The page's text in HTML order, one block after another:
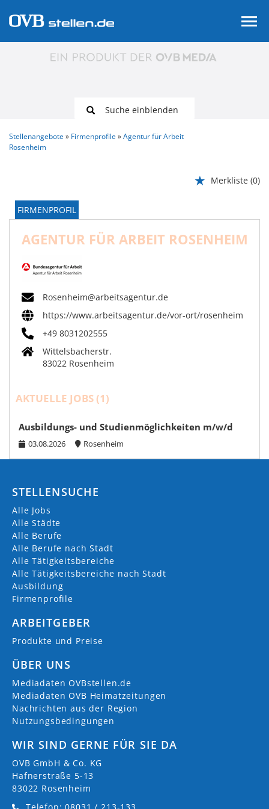
Suche einblenden
Stellenangebote Firmenprofile
Agentur für Arbeit
Rosenheim
Merkliste (0)
FIRMENPROFIL
AGENTUR FÜR ARBEIT ROSENHEIM
Rosenheim@arbeitsagentur.de
https://www.arbeitsagentur.de/vor-ort/rosenheim
+49 8031202555
Wittelsbacherstr.
83022 Rosenheim
AKTUELLE JOBS (1)
Ausbildungs- und Studienmöglichkeiten m/w/d
03.08.2026 Rosenheim
STELLENSUCHE
Alle Jobs
Alle Städte
Alle Berufe
Alle Berufe nach Stadt
Alle Tätigkeitsbereiche
Alle Tätigkeitsbereiche nach Stadt
Ausbildung
Firmenprofile
ARBEITGEBER
Produkte und Preise
ÜBER UNS
Mediadaten OVBstellen.de
Mediadaten OVB Heimatzeitungen
Nachrichten aus der Region
Nutzungsbedingungen
WIR SIND GERNE FÜR SIE DA
OVB GmbH & Co. KG
Hafnerstraße 5-13
83022 Rosenheim
Telefon: 08031 / 213-133